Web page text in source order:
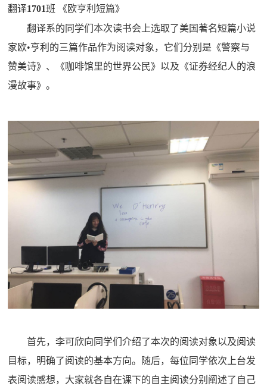
翻译1701班 《欧亨利短篇》
翻译系的同学们本次读书会上选取了美国著名短篇小说
家欧•亨利的三篇作品作为阅读对象，它们分别是《警察与
赞美诗》、《咖啡馆里的世界公民》以及《证券经纪人的浪
漫故事》。
首先，李可欣向同学们介绍了本次的阅读对象以及阅读
目标，明确了阅读的基本方向。随后，每位同学依次上台发
表阅读感想，大家就各自在课下的自主阅读分别阐述了自己